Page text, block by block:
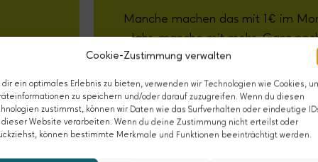
Cookie-Zustimmung verwalten
dir ein optimales Erlebnis zu bieten, verwenden wir Technologien wie Cookies,
zu speichern und/oder darauf zuzugreifen. Wenn du diesen
zustimmst, können wir Daten wie das Surfverhalten oder eindeutige
Website verarbeiten. Wenn du deine Zustimmung nicht erteilst oder
können bestimmte Merkmale und Funktionen beeinträchtigt werden.
Manche machen das mit 1€ im
Jahr, manche mit mehr. Ganz
Werde jetzt
und tue ganz konkret etwas gegen
Gesellschaft!